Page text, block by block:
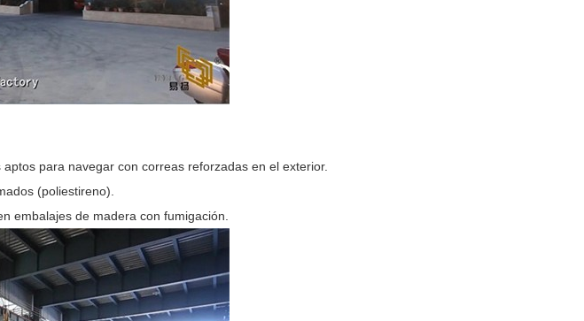
para navegar con correas reforzadas en el exterior.
(poliestireno).
embalajes de madera con fumigación.